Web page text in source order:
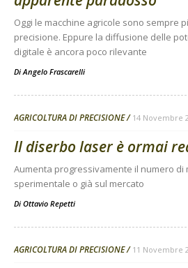
Oggi le macchine agricole sono sempre
precisione. Eppure la diffusione delle
digitale è ancora poco rilevante
DiAngelo Frascarelli
AGRICOLTURA DI PRECISIONE 14 Novembre
Il diserbo laser è ormai
Aumenta progressivamente il numero di
sperimentale o già sul mercato
Di Ottavio Repetti
AGRICOLTURA DI PRECISIONE 11 Novembre